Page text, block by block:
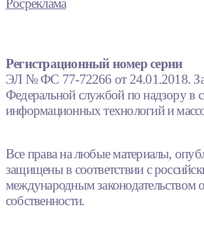
Регистрационный номер серии
ЭЛ № ФС 77-72266 от 24.01.2018.
Федеральной службой по надзору в
информационных технологий и
Все права на любые материалы,
защищены в соответствии с
международным законодательством
собственности.